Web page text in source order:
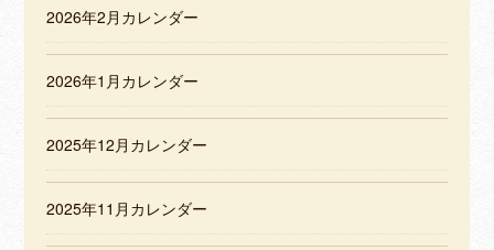
2026年2月カレンダー
2026年1月カレンダー
2025年12月カレンダー
2025年11月カレンダー